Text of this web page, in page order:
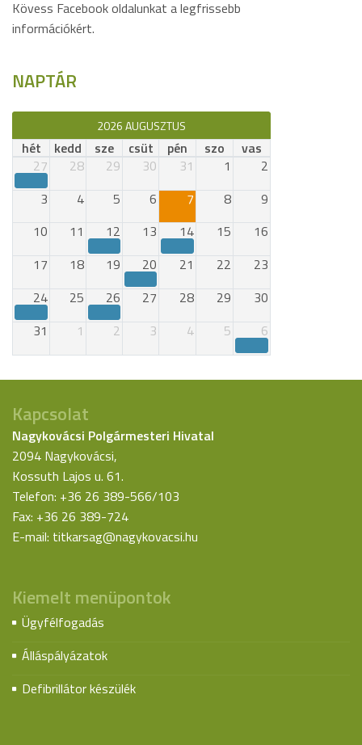
Kövess Facebook oldalunkat a legfrissebb
információkért.
NAPTÁR
2026 AUGUSZTUS
hét kedd sze csüt pén szo
vas
27
28 29 30 31 1
2
3
4 5 6 7 8
9
10
11 12 13 14 15
16
17
18 19 20 21 22
23
24
25 26 27 28 29
30
31
1 2 3 4 5 6
Kapcsolat
Nagykovácsi Polgármesteri Hivatal
2094 Nagykovácsi,
Kossuth Lajos u. 61.
Telefon: +36 26 389-566/103
Fax: +36 26 389-724
E-mail: titkarsag@nagykovacsi.hu
Kiemelt menüpontok
Ügyfélfogadás
Álláspályázatok
Defibrillátor készülék